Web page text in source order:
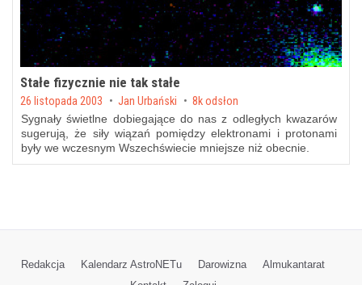
Stałe fizycznie nie tak stałe
Posted on
26 listopada 2003 byJan Urbański 8k odsłon
Sygnały świetlne dobiegające do nas z odległych kwazarów
sugerują, że siły wiązań pomiędzy elektronami i protonami
były we wczesnym Wszechświecie mniejsze niż obecnie.
Redakcja Kalendarz AstroNETu Darowizna
Almukantarat